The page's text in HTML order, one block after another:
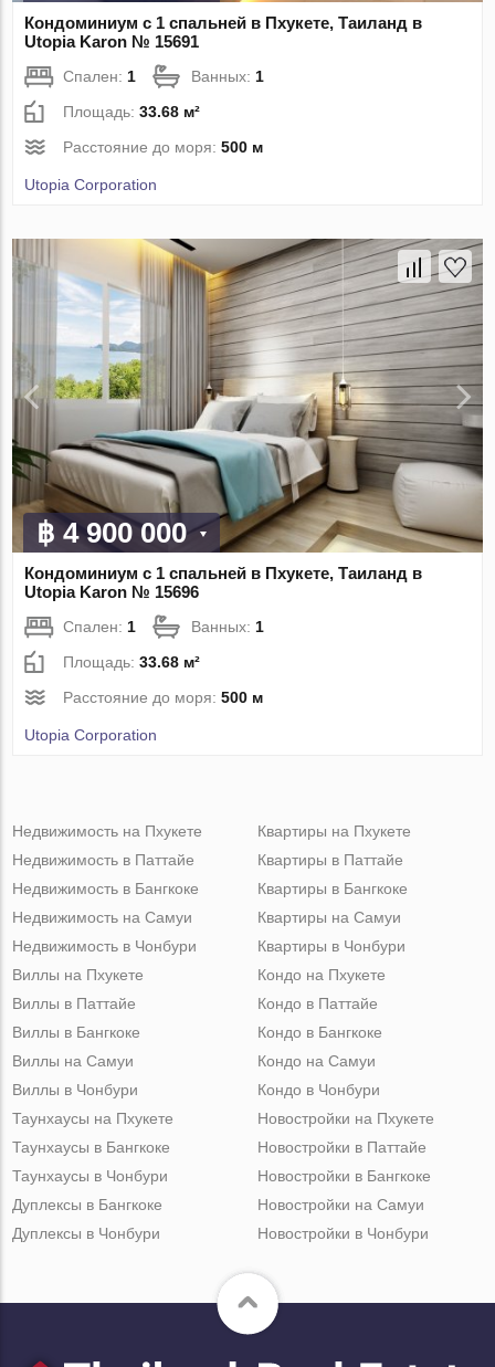
Кондоминиум с 1 спальней в Пхукете, Таиланд в
Utopia Karon № 15691
Спален: 1 Ванных: 1
Площадь:33.68 м²
Расстояние до моря:500 м
Utopia Corporation
฿ 4 900 000
Кондоминиум с 1 спальней в Пхукете, Таиланд в
Utopia Karon № 15696
Спален: 1 Ванных: 1
Площадь:33.68 м²
Расстояние до моря:500 м
Utopia Corporation
Недвижимость на Пхукете
Недвижимость в Паттайе
Недвижимость в Бангкоке
Недвижимость на Самуи
Недвижимость в Чонбури
Квартиры на Пхукете
Квартиры в Паттайе
Квартиры в Бангкоке
Квартиры на Самуи
Квартиры в Чонбури
Виллы на Пхукете
Виллы в Паттайе
Виллы в Бангкоке
Виллы на Самуи
Виллы в Чонбури
Кондо на Пхукете
Кондо в Паттайе
Кондо в Бангкоке
Кондо на Самуи
Кондо в Чонбури
Таунхаусы на Пхукете
Таунхаусы в Бангкоке
Таунхаусы в Чонбури
Дуплексы в Бангкоке
Дуплексы в Чонбури
Новостройки на Пхукете
Новостройки в Паттайе
Новостройки в Бангкоке
Новостройки на Самуи
Новостройки в Чонбури